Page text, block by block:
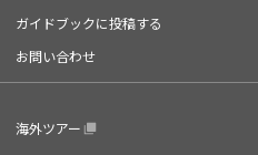
ガイドブックに投稿する
お問い合わせ
海外ツアー